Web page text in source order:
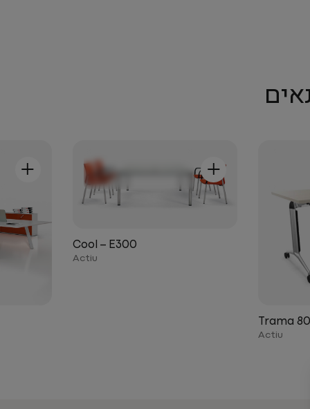
Trama
Actiu
+
Cool – E300
Actiu
+